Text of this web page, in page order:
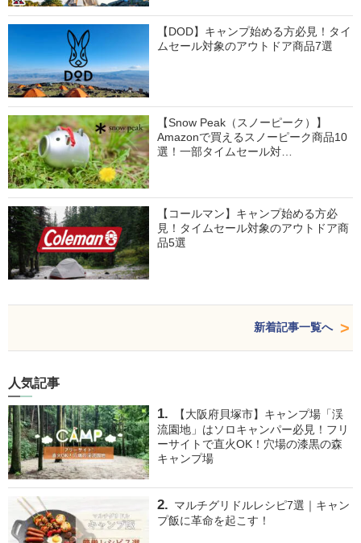
【DOD】キャンプ始める方必見！タイ
ムセール対象のアウトドア商品7選
【Snow Peak（スノーピーク）】
Amazonで買えるスノーピーク商品10
選！一部タイムセール対…
【コールマン】キャンプ始める方必
見！タイムセール対象のアウトドア商
品5選
新着記事一覧へ
人気記事
【大阪府貝塚市】キャンプ場「渓
流園地」はソロキャンパー必見！フリ
ーサイトで直火OK！穴場の漆黒の森
キャンプ場
マルチグリドルレシピ7選｜キャン
プ飯に革命を起こす！